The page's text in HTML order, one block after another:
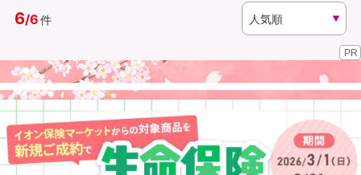
資料請求
（無料）
訪問相談
イオンカード会員さま専用保険
6/6件
PR